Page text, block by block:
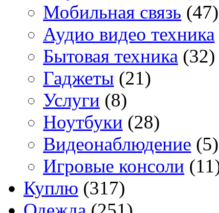
Мобильная связь (47)
Аудио видео техника
Бытовая техника (32)
Гаджеты (21)
Услуги (8)
Ноутбуки (28)
Видеонаблюдение (5)
Игровые консоли
Куплю (317)